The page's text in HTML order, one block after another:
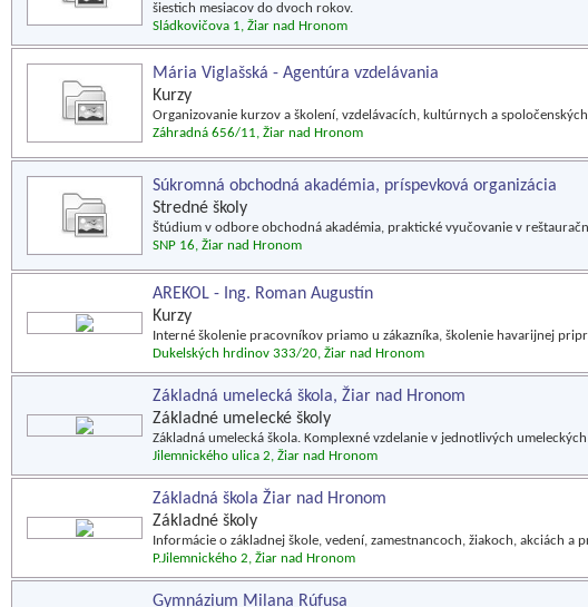
šiestich mesiacov do dvoch rokov.
Sládkovičova 1, Žiar nad Hronom
Mária Viglašská - Agentúra vzdelávania
Kurzy
Organizovanie kurzov a školení, vzdelávacích, kultúrnych a
Záhradná 656/11, Žiar nad Hronom
Súkromná obchodná akadémia, príspevková organizácia
Stredné školy
Štúdium v odbore obchodná akadémia, praktické vyučovanie v
SNP 16, Žiar nad Hronom
AREKOL - Ing. Roman Augustín
Kurzy
Interné školenie pracovníkov priamo u zákazníka, školenie havarijnej
Dukelských hrdinov 333/20, Žiar nad Hronom
Základná umelecká škola, Žiar nad Hronom
Základné umelecké školy
Základná umelecká škola. Komplexné vzdelanie v jednotlivých
Jilemnického ulica 2, Žiar nad Hronom
Základná škola Žiar nad Hronom
Základné školy
Informácie o základnej škole, vedení, zamestnancoch, žiakoch, akciách a
P.Jilemnického 2, Žiar nad Hronom
Gymnázium Milana Rúfusa